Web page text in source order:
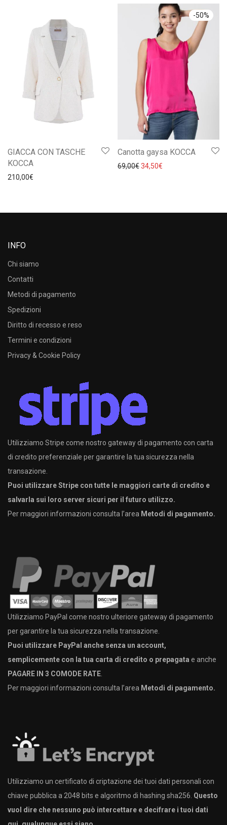
GIACCA CON TASCHE
KOCCA
210,00€
-50%
Canotta gaysa KOCCA
69,00€Il prezzo originale era:
34,50€
INFO
Chi siamo
Contatti
Metodi di pagamento
Spedizioni
Diritto di recesso e reso
Termini e condizioni
Privacy & Cookie Policy
Utilizziamo Stripe come nostro gateway di pagamento con carta
di credito preferenziale per garantire la tua sicurezza nella
transazione.
Puoi utilizzare Stripe con tutte le maggiori carte di credito e
salvarla sui loro server sicuri per il futuro utilizzo.
Per maggiori informazioni consulta l’area Metodi di pagamento.
Utilizziamo PayPal come nostro ulteriore gateway di pagamento
per garantire la tua sicurezza nella transazione.
Puoi utilizzare PayPal anche senza un account,
semplicemente con la tua carta di credito o prepagata e anche
PAGARE IN 3 COMODE RATE.
Per maggiori informazioni consulta l’area Metodi di pagamento.
Utilizziamo un certificato di criptazione dei tuoi dati personali con
chiave pubblica a 2048 bits e algoritmo di hashing sha256. Questo
vuol dire che nessuno può intercettare e decifrare i tuoi dati